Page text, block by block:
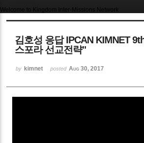
Welcome to Kingdom Inter-Missions Network
김호성 응답 IPCAN KIMNET
스포라 선교전략"
by kimnet posted Aug 30, 2017
Sketchbook5, 스케
Sketchbook5, 스케